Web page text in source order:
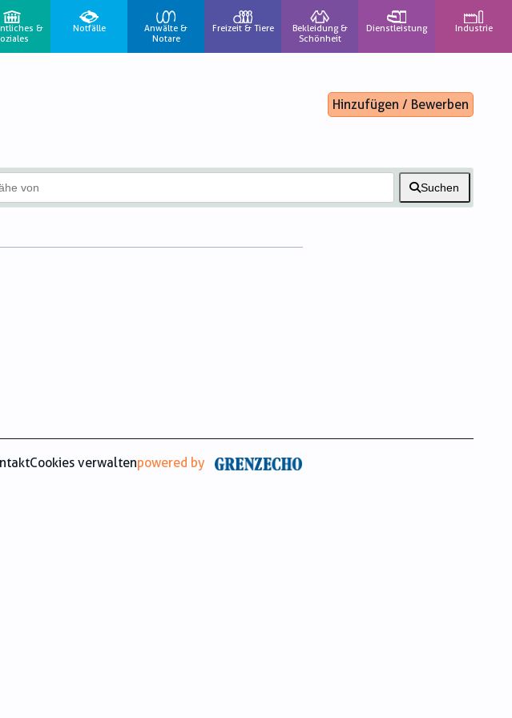
&
Notfälle
Anwälte &
Notare
Freizeit & Tiere
Bekleidung &
Schönheit
Dienstleistung Industrie
Hinzufügen / Bewerben
Suchen
Cookies verwaltenpowered by